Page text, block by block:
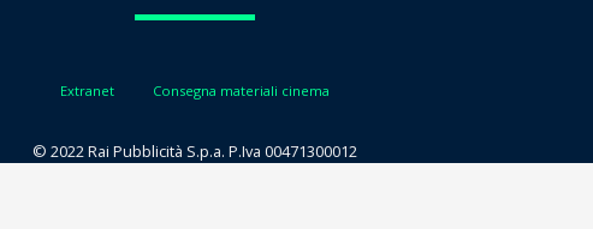
Extranet Consegna materiali cinema
© 2022 Rai Pubblicità S.p.a. P.Iva 00471300012